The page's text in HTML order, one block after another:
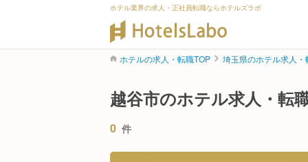
ホテル業界の求人・正社員転職ならホテルズラボ
ホテルの求人・転職TOP 埼玉県のホテル求人・
越谷市のホテル求人・転
0 件